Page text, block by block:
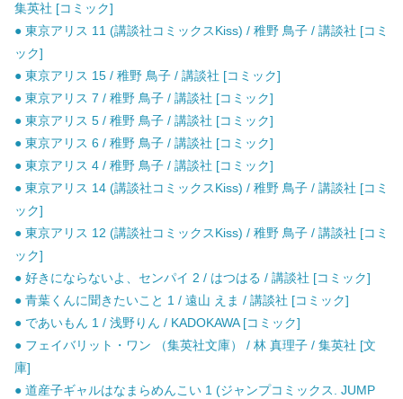
集英社 [コミック]
● 東京アリス 11 (講談社コミックスKiss) / 稚野 鳥子 / 講談社 [コミ
ック]
● 東京アリス 15 / 稚野 鳥子 / 講談社 [コミック]
● 東京アリス 7 / 稚野 鳥子 / 講談社 [コミック]
● 東京アリス 5 / 稚野 鳥子 / 講談社 [コミック]
● 東京アリス 6 / 稚野 鳥子 / 講談社 [コミック]
● 東京アリス 4 / 稚野 鳥子 / 講談社 [コミック]
● 東京アリス 14 (講談社コミックスKiss) / 稚野 鳥子 / 講談社 [コミ
ック]
● 東京アリス 12 (講談社コミックスKiss) / 稚野 鳥子 / 講談社 [コミ
ック]
● 好きにならないよ、センパイ 2 / はつはる / 講談社 [コミック]
● 青葉くんに聞きたいこと 1 / 遠山 えま / 講談社 [コミック]
● であいもん 1 / 浅野りん / KADOKAWA [コミック]
● フェイバリット・ワン （集英社文庫） / 林 真理子 / 集英社 [文
庫]
● 道産子ギャルはなまらめんこい 1 (ジャンプコミックス. JUMP